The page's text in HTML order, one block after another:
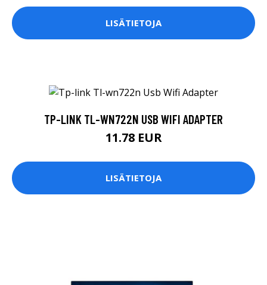
LISÄTIETOJA
TP-LINK TL-WN722N USB WIFI ADAPTER
11.78 EUR
LISÄTIETOJA